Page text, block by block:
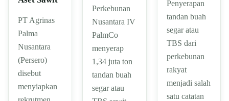
PT Agrinas
Palma
Nusantara
(Persero)
disebut
menyiapkan
Perkebunan
Nusantara IV
PalmCo
menyerap
1,34 juta ton
tandan buah
segar atau
Penyerapan
tandan buah
segar atau
TBS dari
perkebunan
rakyat
menjadi salah
satu catatan